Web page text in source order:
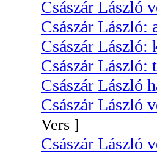
Császár László
Császár László:
Császár László:
Császár László:
Császár László
Császár László
Vers ]
Császár László